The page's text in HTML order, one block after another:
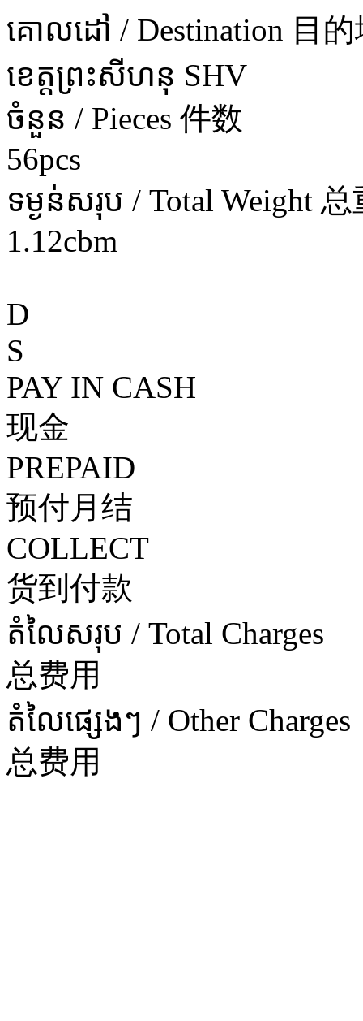
គោលដៅ / Destination 目的
ខេត្តព្រះសីហនុ SHV
ចំនួន / Pieces 件数
56pcs
ទម្ងន់សរុប / Total Weight 总
1.12cbm
D
S
PAY IN CASH
现金
PREPAID
预付月结
COLLECT
货到付款
តំលៃសរុប / Total Charges
总费用
តំលៃផ្សេងៗ / Other Charges
总费用